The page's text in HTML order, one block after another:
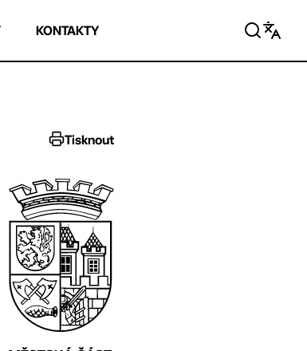
KONTAKTY
Tisknout